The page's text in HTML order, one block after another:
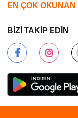
EN ÇOK
BİZİ TAKİP EDİN